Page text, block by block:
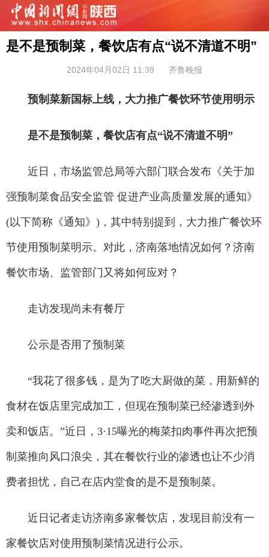
是不是预制菜，餐饮店有点“说不清道不明”
2024年04月02日 11:39 齐鲁晚报
预制菜新国标上线，大力推广餐饮环节使用明示
是不是预制菜，餐饮店有点“说不清道不明”
近日，市场监管总局等六部门联合发布《关于加
强预制菜食品安全监管 促进产业高质量发展的通知》
(以下简称《通知》)，其中特别提到，大力推广餐饮环
节使用预制菜明示。对此，济南落地情况如何？济南
餐饮市场、监管部门又将如何应对？
走访发现尚未有餐厅
公示是否用了预制菜
“我花了很多钱，是为了吃大厨做的菜，用新鲜的
食材在饭店里完成加工，但现在预制菜已经渗透到外
卖和饭店。”近日，3·15曝光的梅菜扣肉事件再次把预
制菜推向风口浪尖，其在餐饮行业的渗透也让不少消
费者担忧，自己在店内堂食的是不是预制菜。
近日记者走访济南多家餐饮店，发现目前没有一
家餐饮店对使用预制菜情况进行公示。